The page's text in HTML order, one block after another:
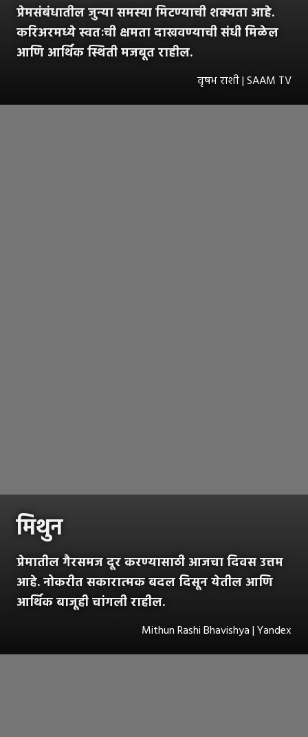
प्रेमसंबंधातील जुन्या समस्या मिटण्याची शक्यता आहे.
करिअरमध्ये स्वतःची क्षमता दाखवण्याची संधी मिळेल
आणि आर्थिक स्थिती मजबूत राहील.
वृषभ राशी | SAAM TV
मिथुन
प्रेमातील गैरसमज दूर करण्यासाठी आजचा दिवस उत्तम
आहे. नोकरीत सकारात्मक बदल दिसून येतील आणि
आर्थिक बाजूही चांगली राहील.
Mithun Rashi Bhavishya | Yandex